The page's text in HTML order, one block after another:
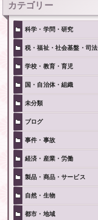
カテゴリー
科学・学問・研究
税・福祉・社会基盤・司法
学校・教育・育児
国・自治体・組織
未分類
ブログ
事件・事故
経済・産業・労働
製品・商品・サービス
自然・生物
都市・地域